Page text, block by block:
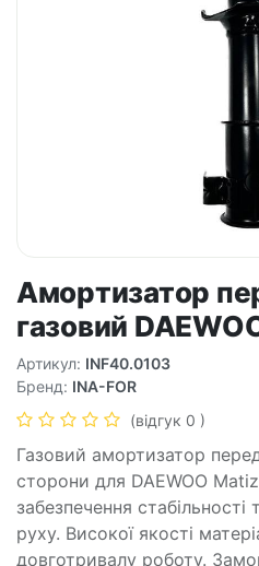
Амортизатор
газовий
Артикул: INF40.0103
Бренд: INA-FOR
(відгук 0 )
Газовий амортизатор
сторони для DAEWOO
забезпечення
руху. Високої якості
довготривалу роботу.